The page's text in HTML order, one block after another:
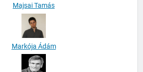
Majsai Tamás
Markója Ádám